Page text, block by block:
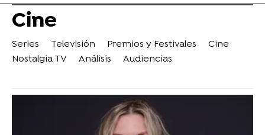
Cine
Series Televisión Premios y Festivales
Cine
Nostalgia TV
Análisis Audiencias